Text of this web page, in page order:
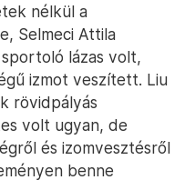
nélkül a
Selmeci Attila
lázas volt,
izmot veszített. Liu
rövidpályás
volt ugyan, de
és izomvesztésről
benne